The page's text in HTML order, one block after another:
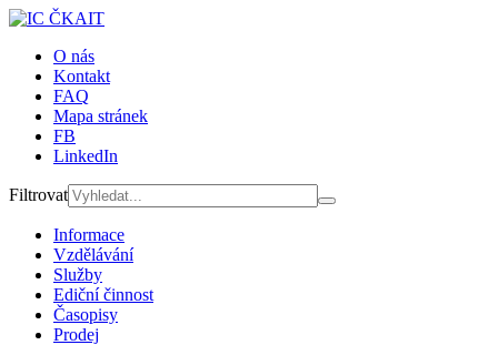
O nás
Kontakt
FAQ
Mapa stránek
FB
LinkedIn
Filtrovat
Informace
Vzdělávání
Služby
Ediční činnost
Časopisy
Prodej